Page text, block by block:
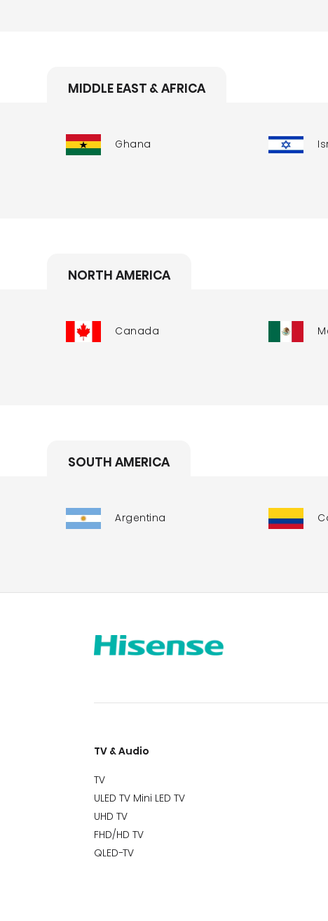
MIDDLE EAST & AFRICA
Ghana
NORTH AMERICA
Canada
SOUTH AMERICA
Argentina
TV & Audio
TV
ULED TV Mini LED TV
UHD TV
FHD/HD TV
QLED-TV